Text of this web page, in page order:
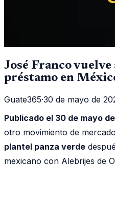
José Franco
préstamo en
Guate365·30 de mayo de
Publicado el 30 de mayo
otro movimiento de
plantel panza verde
mexicano con Alebrijes de